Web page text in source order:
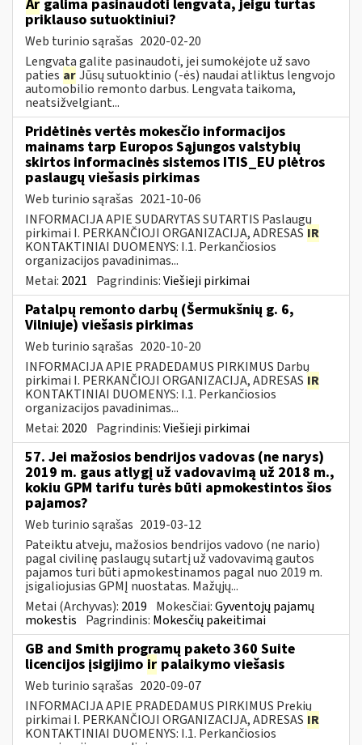
Ar galima pasinaudoti lengvata, jeigu turtas
priklauso sutuoktiniui?
Web turinio sąrašas 2020-02-20
Lengvata galite pasinaudoti, jei sumokėjote už savo
paties arJūsų sutuoktinio (-ės) naudai atliktus lengvojo
automobilio remonto darbus. Lengvata taikoma,
neatsižvelgiant...
Pridėtinės vertės mokesčio informacijos
mainams tarp Europos Sąjungos valstybių
skirtos informacinės sistemos ITIS_EU plėtros
paslaugų viešasis pirkimas
Web turinio sąrašas 2021-10-06
INFORMACIJA APIE SUDARYTAS SUTARTIS Paslaugų
pirkimai I. PERKANČIOJI ORGANIZACIJA, ADRESAS IR
KONTAKTINIAI DUOMENYS: I.1. Perkančiosios
organizacijos pavadinimas...
Metai: 2021 Pagrindinis:Viešieji pirkimai
Patalpų remonto darbų (Šermukšnių g. 6,
Vilniuje) viešasis pirkimas
Web turinio sąrašas 2020-10-20
INFORMACIJA APIE PRADEDAMUS PIRKIMUS Darbų
pirkimai I. PERKANČIOJI ORGANIZACIJA, ADRESAS IR
KONTAKTINIAI DUOMENYS: I.1. Perkančiosios
organizacijos pavadinimas...
Metai: 2020 Pagrindinis:Viešieji pirkimai
57. Jei mažosios bendrijos vadovas (ne narys)
2019 m. gaus atlygį už vadovavimą už 2018 m.,
kokiu GPM tarifu turės būti apmokestintos šios
pajamos?
Web turinio sąrašas 2019-03-12
Pateiktu atveju, mažosios bendrijos vadovo (ne nario)
pagal civilinę paslaugų sutartį už vadovavimą gautos
pajamos turi būti apmokestinamos pagal nuo 2019 m.
įsigaliojusias GPMĮ nuostatas. Mažųjų...
Metai (Archyvas): 2019 Mokesčiai:Gyventojų pajamų
mokestis Pagrindinis: Mokesčių pakeitimai
GB and Smith programų paketo 360 Suite
licencijos įsigijimo ir palaikymo viešasis
Web turinio sąrašas 2020-09-07
INFORMACIJA APIE PRADEDAMUS PIRKIMUS Prekių
pirkimai I. PERKANČIOJI ORGANIZACIJA, ADRESAS IR
KONTAKTINIAI DUOMENYS: I.1. Perkančiosios